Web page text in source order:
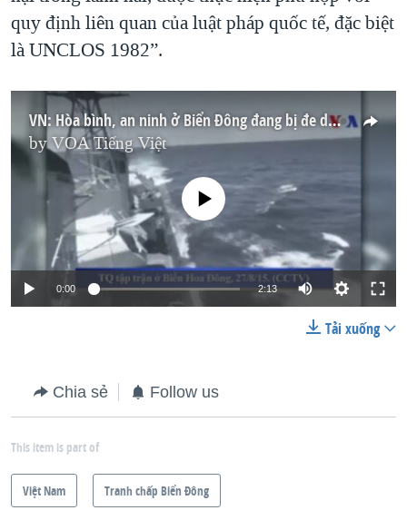
quy định liên quan của luật pháp quốc tế, đặc biệt
là UNCLOS 1982”.
VN: Hòa bình, an ninh ở Biển Đông đang bị đe dọa nghiêm trọng
byVOA Tiếng Việt
No media source currently available
0:00 2:13
Tải xuống
Chia sẻ Follow us
This item is part of
Việt Nam Tranh chấp Biển Đông